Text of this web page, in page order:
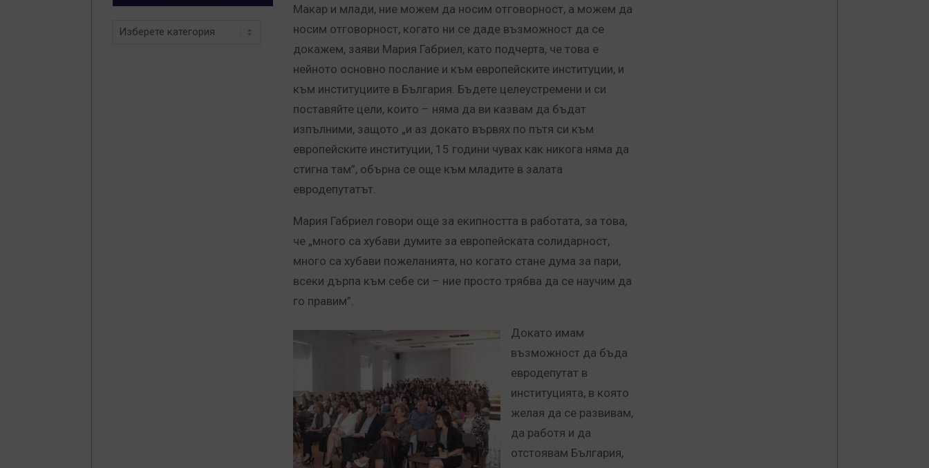
Макар и млади, ние можем да носим отговорност, а можем да
носим отговорност, когато ни се даде възможност да се
докажем, заяви Мария Габриел, като подчерта, че това е
нейното основно послание и към европейските институции, и
към институциите в България. Бъдете целеустремени и си
поставяйте цели, които – няма да ви казвам да бъдат
изпълними, защото „и аз докато вървях по пътя си към
европейските институции, 15 години чувах как никога няма да
стигна там”, обърна се още към младите в залата
евродепутатът.
Мария Габриел говори още за екипността в работата, за това,
че „много са хубави думите за европейската солидарност,
много са хубави пожеланията, но когато стане дума за пари,
всеки дърпа към себе си – ние просто трябва да се научим да
го правим”.
Докато имам
възможност да бъда
евродепутат в
институцията, в която
желая да се развивам,
да работя и да
отстоявам България,
Categories